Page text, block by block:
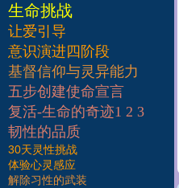
​生命挑战
让爱引导
意识演进四阶段
基督信仰与灵异能力
五步创建使命宣言
复活-生命的奇迹1 2 3
韧性的品质
30天灵性挑战
体验心灵感应
解除习性的武装